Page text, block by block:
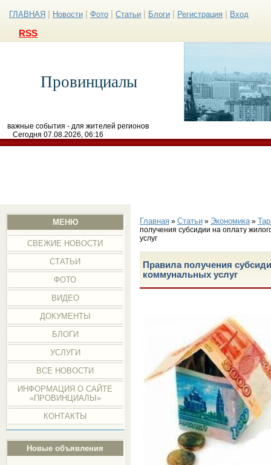
ГЛАВНАЯ Новости Фото Статьи Блоги Регистрация Вход
RSS
Провинциалы
важные события - для жителей регионов
Сегодня 07.08.2026, 06:16
МЕНЮ
СВЕЖИЕ НОВОСТИ
СТАТЬИ
ФОТО
ВИДЕО
ДОКУМЕНТЫ
БЛОГИ
УСЛУГИ
ВСЕ НОВОСТИ
ИНФОРМАЦИЯ О САЙТЕ
«ПРОВИНЦИАЛЫ»
КОНТАКТЫ
Новые объявления
Главная» Статьи» Экономика»
получения субсидии на оплату
услуг
Правила получения
коммунальных услуг